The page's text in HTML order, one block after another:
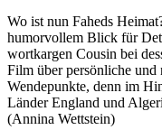
Wo ist nun Faheds
humorvollem Blick für
wortkargen Cousin bei
Film über persönliche und
Wendepunkte, denn im
Länder England und
(Annina Wettstein)